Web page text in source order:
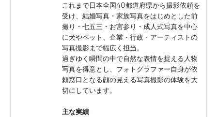
これまで日本全国40都道府県から撮影依頼を
受け、結婚写真・家族写真をはじめとした前
撮り・七五三・お宮参り・成人式写真を中心
に犬やペット、企業・行政・アーティストの
写真撮影まで幅広く担当。
過ぎゆく瞬間の中で自然な表情を捉える人物
写真を得意とし、フォトグラファー自身が依
頼窓口となる顔の見える写真撮影の体験を大
切にしています。
主な実績